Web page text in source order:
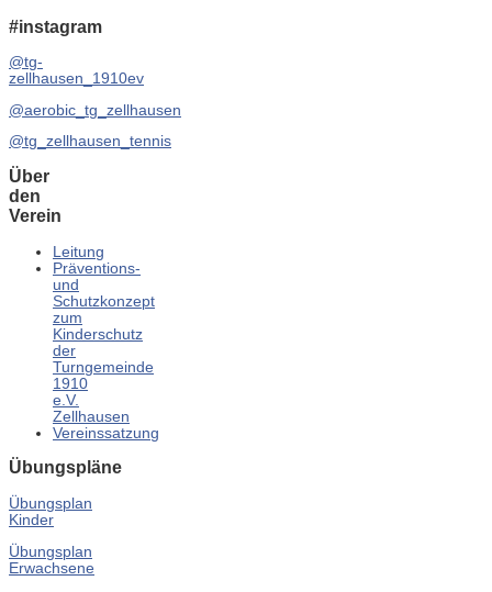
#instagram
@tg-
zellhausen_1910ev
@aerobic_tg_zellhausen
@tg_zellhausen_tennis
Über
den
Verein
Leitung
Präventions-
und
Schutzkonzept
zum
Kinderschutz
der
Turngemeinde
1910
e.V.
Zellhausen
Vereinssatzung
Übungspläne
Übungsplan
Kinder
Übungsplan
Erwachsene